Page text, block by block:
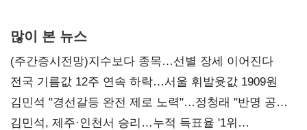
많이 본 뉴스
(주간증시전망)지수보다 종목…선별 장세 이어진다
전국 기름값 12주 연속 하락…서울 휘발윳값 1909원
김민석 "경선갈등 완전 제로 노력"…정청래 "반명 공세
사과부터"
김민석, 제주·인천서 승리…누적 득표율 '1위